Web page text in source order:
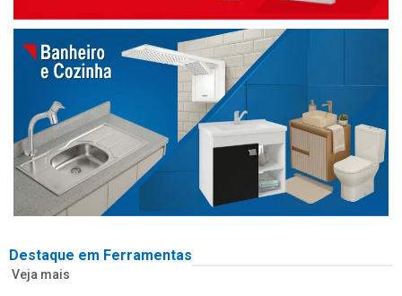
Destaque em Ferramentas
Veja mais